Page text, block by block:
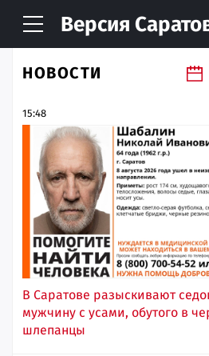
Версия
НОВОСТИ
15:48
В Саратове разыскивают
мужчину с усами, обутого в
шлепанцы